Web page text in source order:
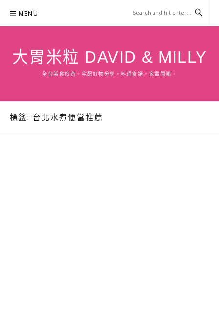
content
MENU
大胃米粒 DAVID & MILLY
全台美食旅遊。宅配好物分享。料理食譜。家電開箱。
標籤: 台北水煮便當推薦